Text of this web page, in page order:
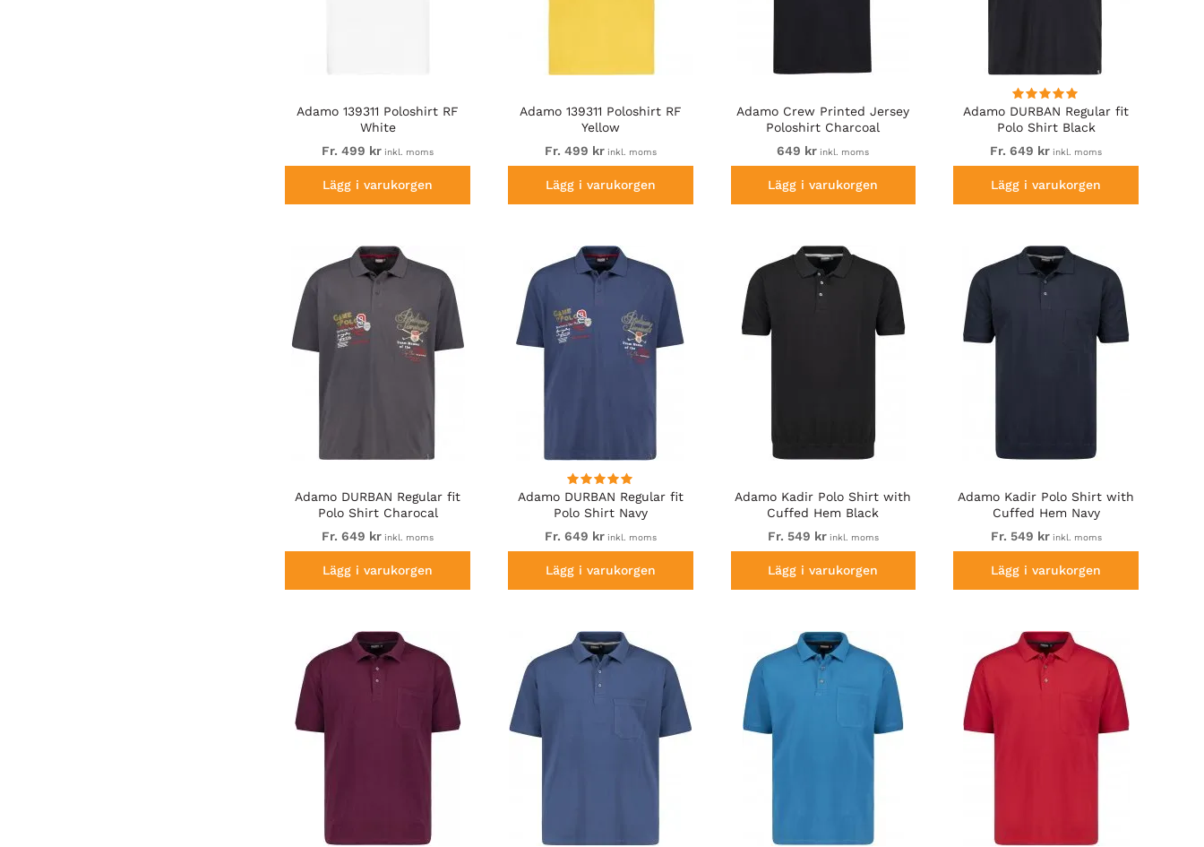
Adamo 139311 Poloshirt RF
White
Fr. 499 kr inkl. moms
Lägg i varukorgen
Adamo 139311 Poloshirt RF
Yellow
Fr. 499 krinkl. moms
Lägg i varukorgen
Adamo Crew Printed Jersey
Poloshirt Charcoal
649 kr inkl. moms
Lägg i varukorgen
Adamo DURBAN Regular fit
Polo Shirt Black
Fr. 649 kr inkl. moms
Lägg i varukorgen
Adamo DURBAN Regular fit
Polo Shirt Charocal
Fr. 649 kr inkl. moms
Lägg i varukorgen
Adamo DURBAN Regular fit
Polo Shirt Navy
Fr. 649 krinkl. moms
Lägg i varukorgen
Adamo Kadir Polo Shirt with
Cuffed Hem Black
Fr. 549 krinkl. moms
Lägg i varukorgen
Adamo Kadir Polo Shirt with
Cuffed Hem Navy
Fr. 549 krinkl. moms
Lägg i varukorgen